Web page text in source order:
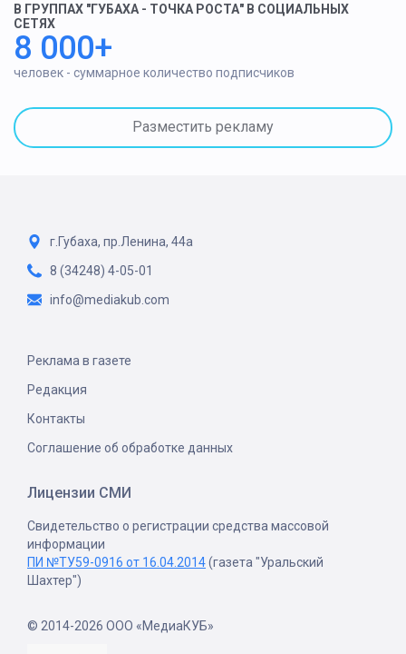
В ГРУППАХ "ГУБАХА - ТОЧКА РОСТА" В СОЦИАЛЬНЫХ
СЕТЯХ
8 000+
человек - суммарное количество подписчиков
Разместить рекламу
г.Губаха, пр.Ленина, 44а
8 (34248) 4-05-01
info@mediakub.com
Реклама в газете
Редакция
Контакты
Соглашение об обработке данных
Лицензии СМИ
Свидетельство о регистрации средства массовой
информации
ПИ №ТУ59-0916 от 16.04.2014(газета "Уральский
Шахтер")
© 2014-2026 ООО «МедиаКУБ»